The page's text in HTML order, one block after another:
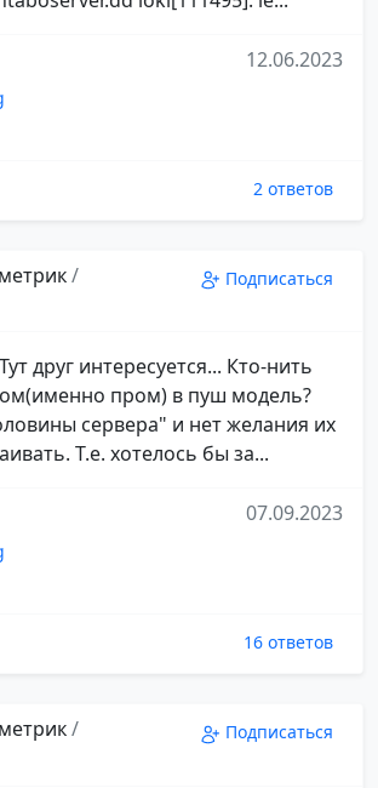
12.06.2023
2 ответов
/
Подписаться
друг интересуется... Кто-нить
пром) в пуш модель?
сервера" и нет желания их
Т.е. хотелось бы за...
07.09.2023
16 ответов
/
Подписаться